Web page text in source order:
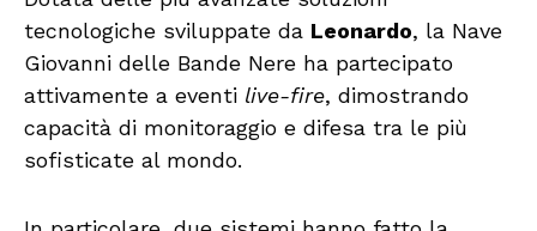
tecnologiche sviluppate da Leonardo, la Nave
Giovanni delle Bande Nere ha partecipato
attivamente a eventi live-fire, dimostrando
capacità di monitoraggio e difesa tra le più
sofisticate al mondo.